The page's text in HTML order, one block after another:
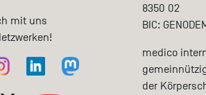
mit uns
8350 02
BIC:
medico
der